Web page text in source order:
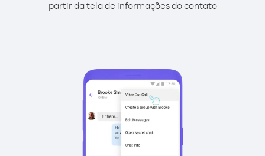
partir da tela de informações do contato